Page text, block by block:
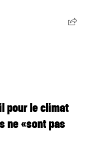
pour le climat
ne «sont pas